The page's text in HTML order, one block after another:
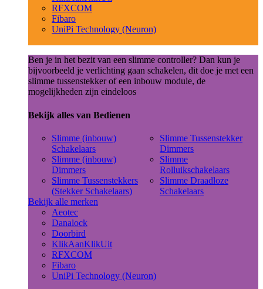
RFXCOM
Fibaro
UniPi Technology (Neuron)
Ben je in het bezit van een slimme controller? Dan kun je
bijvoorbeeld je verlichting gaan schakelen, dit doe je met een
slimme tussenstekker of een inbouw module, de
mogelijkheden zijn eindeloos
Bekijk alles van Bedienen
Slimme (inbouw)
Schakelaars
Slimme (inbouw)
Dimmers
Slimme Tussenstekkers
(Stekker Schakelaars)
Slimme Tussenstekker
Dimmers
Slimme
Rolluikschakelaars
Slimme Draadloze
Schakelaars
Bekijk alle merken
Aeotec
Danalock
Doorbird
KlikAanKlikUit
RFXCOM
Fibaro
UniPi Technology (Neuron)